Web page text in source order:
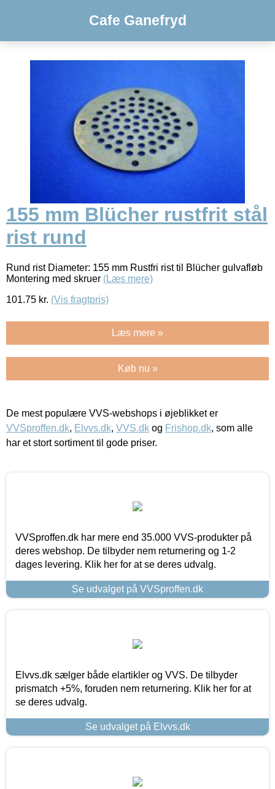
Cafe Ganefryd
155 mm Blücher rustfrit stål
rist rund
Rund rist Diameter: 155 mm Rustfri rist til Blücher gulvafløb
Montering med skruer (Læs mere)
101.75 kr. (Vis fragtpris)
Læs mere »
Køb nu »
De mest populære VVS-webshops i øjeblikket er
VVSproffen.dk, Elvvs.dk, VVS.dk og Frishop.dk, som alle
har et stort sortiment til gode priser.
VVSproffen.dk har mere end 35.000 VVS-produkter på
deres webshop. De tilbyder nem returnering og 1-2
dages levering. Klik her for at se deres udvalg.
Se udvalget på VVSproffen.dk
Elvvs.dk sælger både elartikler og VVS. De tilbyder
prismatch +5%, foruden nem returnering. Klik her for at
se deres udvalg.
Se udvalget på Elvvs.dk